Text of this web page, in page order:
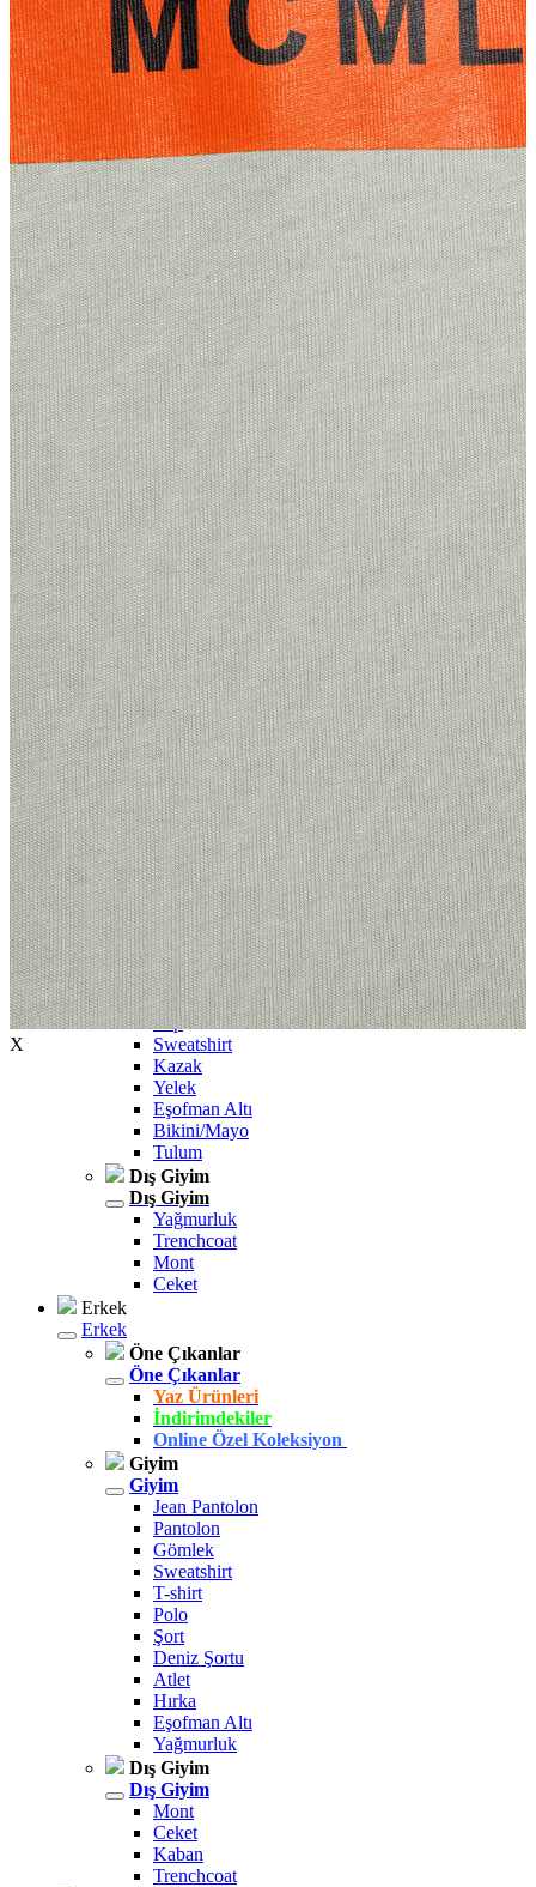
Atlet
Elbise
Eşofman Altı
Mont
Kazak
Yelek
Yağmurluk
Trenchcoat
Kaban
ERKEK
ERKEK
Jean Pantolon
Pantolon
Sweatshirt
Gömlek
Ceket
Eşofman Altı
T-shirt
Polo K.Kol
Hırka
Kazak
Mont
Kaban
Trenchcoat
Kadın
Kadın
Öne Çıkanlar
Öne Çıkanlar
Yaz Ürünleri
İndirimdekiler
Giyim
Giyim
Jean Pantolon
Pantolon
Gömlek
T-shirt
Polo T-shirt
Bluz
Etek
Elbise
Şort
Kapri
Atlet
Top
Sweatshirt
Kazak
Yelek
Eşofman Altı
Bikini/Mayo
Tulum
Dış Giyim
Dış Giyim
Yağmurluk
Trenchcoat
Mont
Ceket
Erkek
Erkek
Öne Çıkanlar
Öne Çıkanlar
Yaz Ürünleri
İndirimdekiler
Online Özel Koleksiyon
Giyim
Giyim
Jean Pantolon
Pantolon
Gömlek
Sweatshirt
T-shirt
Polo
Şort
Deniz Şortu
Atlet
Hırka
Eşofman Altı
Yağmurluk
Dış Giyim
Dış Giyim
Mont
Ceket
Kaban
Trenchcoat
X